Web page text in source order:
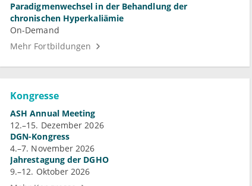
Paradigmenwechsel in der Behandlung der
chronischen Hyperkaliämie
On-Demand
Mehr Fortbildungen
Kongresse
ASH Annual Meeting
12.–15. Dezember 2026
DGN-Kongress
4.–7. November 2026
Jahrestagung der DGHO
9.–12. Oktober 2026